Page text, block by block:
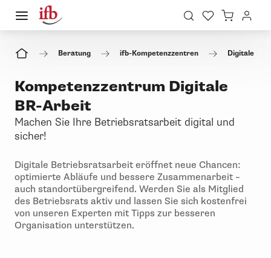
Beratung ifb-Kompetenzzentren Digitale
Kompetenzzentrum Digitale
BR-Arbeit
Machen Sie Ihre Betriebsratsarbeit digital und
sicher!
Digitale Betriebsratsarbeit eröffnet neue Chancen:
optimierte Abläufe und bessere Zusammenarbeit –
auch standortübergreifend. Werden Sie als Mitglied
des Betriebsrats aktiv und lassen Sie sich kostenfrei
von unseren Experten mit Tipps zur besseren
Organisation unterstützen.